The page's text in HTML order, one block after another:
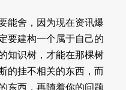
能舍，因为现在资讯爆
要建构一个属于自己的
知识树，才能在那棵树
的挂不相关的东西，而
东西，再随着你的问题